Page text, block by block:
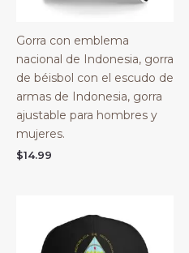
Gorra con emblema
nacional de Indonesia, gorra
de béisbol con el escudo de
armas de Indonesia, gorra
ajustable para hombres y
mujeres.
$14.99